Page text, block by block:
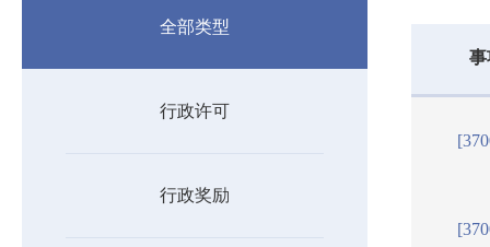
全部类型
行政许可
行政奖励
事